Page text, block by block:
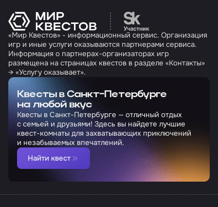
Перейти на сайт
«Мир Квестов» - информационный сервис. Организация
игр и иные услуги оказываются партнерами сервиса.
Информация о партнерах-организаторах игр
размещена на страницах квестов в разделе «Контакты»
→ «Услугу оказывает».
Квесты в Санкт-Петербурге
на любой вкус
Квесты в Санкт-Петербурге — отличный отдых
с семьей и друзьями! Здесь вы найдете лучшие
квест-комнаты для захватывающих приключений
и незабываемых впечатлений.
Найти квест